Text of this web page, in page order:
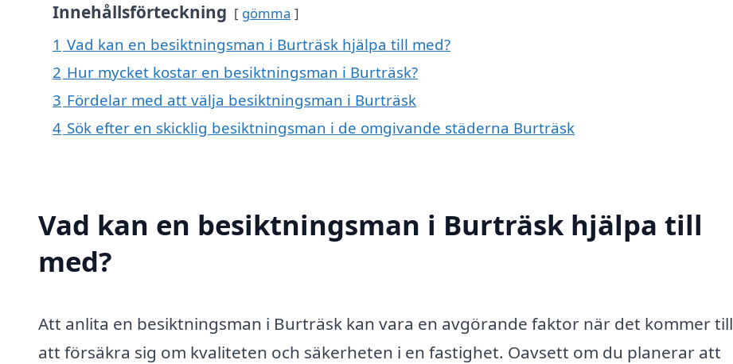
Innehållsförteckning gömma
1 Vad kan en besiktningsman i Burträsk hjälpa till med?
2 Hur mycket kostar en besiktningsman i Burträsk?
3 Fördelar med att välja besiktningsman i Burträsk
4 Sök efter en skicklig besiktningsman i de omgivande städerna Burträsk
Vad kan en besiktningsman i Burträsk hjälpa till
med?
Att anlita en besiktningsman i Burträsk kan vara en avgörande faktor när det kommer till
att försäkra sig om kvaliteten och säkerheten i en fastighet. Oavsett om du planerar att